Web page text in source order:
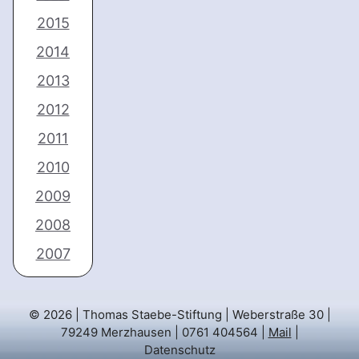
2015
2014
2013
2012
2011
2010
2009
2008
2007
© 2026 | Thomas Staebe-Stiftung | Weberstraße 30 |
79249 Merzhausen | 0761 404564 | Mail
Datenschutz